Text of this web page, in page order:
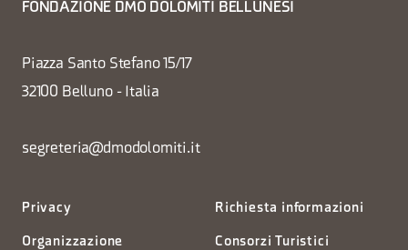
FONDAZIONE DMO DOLOMITI BELLUNESI
Piazza Santo Stefano 15/17
32100 Belluno - Italia
segreteria@dmodolomiti.it
Privacy
Organizzazione
Richiesta informazioni
Consorzi Turistici